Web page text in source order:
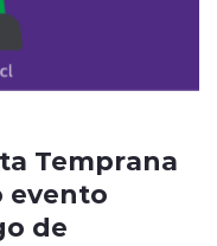
Temprana
evento
de